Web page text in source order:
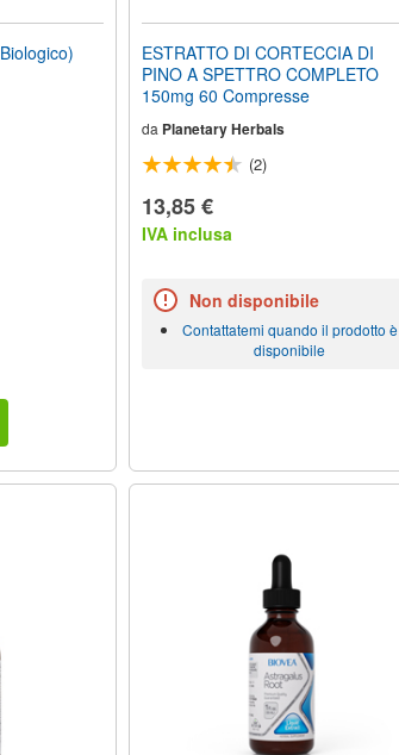
ESTRATTO DI CORTECCIA DI
PINO A SPETTRO COMPLETO
150mg 60 Compresse
da Planetary Herbals
(2)
13,85 €
IVA inclusa
Non disponibile
Contattatemi quando il prodotto è
disponibile